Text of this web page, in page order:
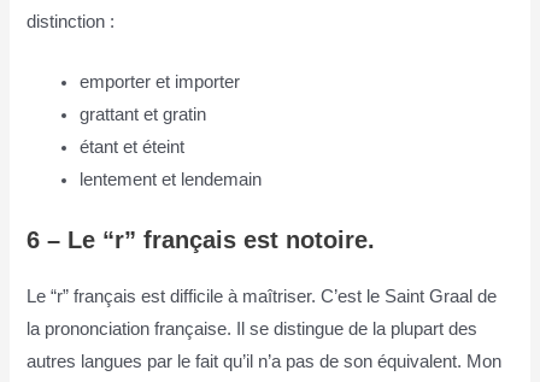
distinction :
emporter et importer
grattant et gratin
étant et éteint
lentement et lendemain
6 – Le “r” français est notoire.
Le “r” français est difficile à maîtriser. C’est le Saint Graal de
la prononciation française. Il se distingue de la plupart des
autres langues par le fait qu’il n’a pas de son équivalent. Mon